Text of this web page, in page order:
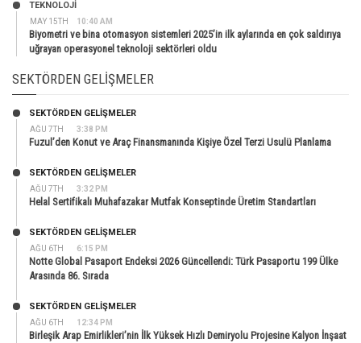
MAY 15TH 10:40 AM
TEKNOLOJİ
Biyometri ve bina otomasyon sistemleri 2025’in ilk aylarında en çok saldırıya
uğrayan operasyonel teknoloji sektörleri oldu
SEKTÖRDEN GELIŞMELER
AĞU 7TH 3:38 PM
SEKTÖRDEN GELIŞMELER
Fuzul’den Konut ve Araç Finansmanında Kişiye Özel Terzi Usulü Planlama
AĞU 7TH 3:32 PM
SEKTÖRDEN GELIŞMELER
Helal Sertifikalı Muhafazakar Mutfak Konseptinde Üretim Standartları
AĞU 6TH 6:15 PM
SEKTÖRDEN GELIŞMELER
Notte Global Pasaport Endeksi 2026 Güncellendi: Türk Pasaportu 199 Ülke
Arasında 86. Sırada
AĞU 6TH 12:34 PM
SEKTÖRDEN GELIŞMELER
Birleşik Arap Emirlikleri’nin İlk Yüksek Hızlı Demiryolu Projesine Kalyon İnşaat